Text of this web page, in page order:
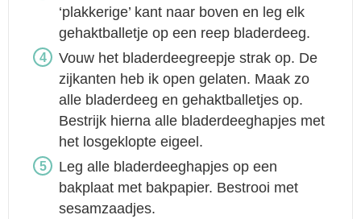
‘plakkerige’ kant naar boven en leg elk
gehaktballetje op een reep bladerdeeg.
Vouw het bladerdeegreepje strak op. De
zijkanten heb ik open gelaten. Maak zo
alle bladerdeeg en gehaktballetjes op.
Bestrijk hierna alle bladerdeeghapjes met
het losgeklopte eigeel.
Leg alle bladerdeeghapjes op een
bakplaat met bakpapier. Bestrooi met
sesamzaadjes.